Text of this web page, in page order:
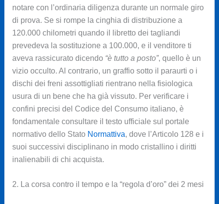
notare con l’ordinaria diligenza durante un normale giro
di prova. Se si rompe la cinghia di distribuzione a
120.000 chilometri quando il libretto dei tagliandi
prevedeva la sostituzione a 100.000, e il venditore ti
aveva rassicurato dicendo “è tutto a posto”, quello è un
vizio occulto. Al contrario, un graffio sotto il paraurti o i
dischi dei freni assottigliati rientrano nella fisiologica
usura di un bene che ha già vissuto. Per verificare i
confini precisi del Codice del Consumo italiano, è
fondamentale consultare il testo ufficiale sul portale
normativo dello Stato Normattiva, dove l’Articolo 128 e i
suoi successivi disciplinano in modo cristallino i diritti
inalienabili di chi acquista.
2. La corsa contro il tempo e la “regola d’oro” dei 2 mesi